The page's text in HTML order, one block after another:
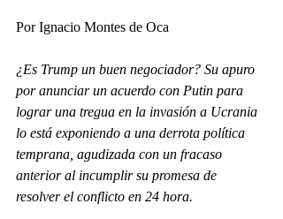
Por Ignacio Montes de Oca
¿Es Trump un buen negociador? Su apuro
por anunciar un acuerdo con Putin para
lograr una tregua en la invasión a Ucrania
lo está exponiendo a una derrota política
temprana, agudizada con un fracaso
anterior al incumplir su promesa de
resolver el conflicto en 24 hora.